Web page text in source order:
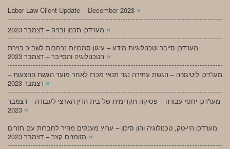
Labor Law Client Update – December 2023 »
»
מעו”דכן סייבר וטכנולוגיות מידע – עיגון סמכויות נרחבות לשב”כ בזירת
»
מעו”דכן ליטיגציה – הגשת עתירה נגד תנאי מכרז לאחר מועד הגשת ההצעות –
»
מעו”דכן יחסי עבודה – פסיקה תקדימית של בית הדין הארצי לעבודה – דצמבר
»
מעו”דכן היי-טק, טכנולוגיה והון סיכון – ערוץ מענקים מהיר לחברות עם תזרים
»